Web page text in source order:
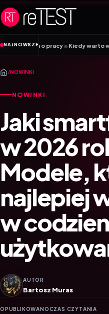
Przejdź do treści
NAJNOWSZE
Kiedy warto wybrać kartę SIM, a
/NOWINKI
NOWINKI
Jaki
w 2026
Modele,
najlepiej
w
AUTOR
Bartosz Muras
OPUBLIKOWANOCZAS CZYTANIA